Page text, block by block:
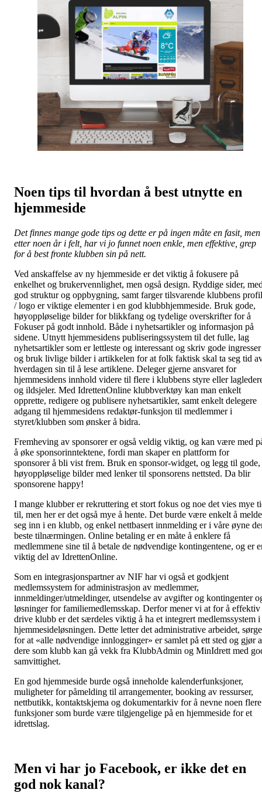
Noen tips til hvordan å best utnytte en
hjemmeside
Det finnes mange gode tips og dette er på ingen måte en fasit, men
etter noen år i felt, har vi jo funnet noen enkle, men effektive, grep
for å best fronte klubben sin på nett.
Ved anskaffelse av ny hjemmeside er det viktig å fokusere på
enkelhet og brukervennlighet, men også design. Ryddige sider,
god struktur og oppbygning, samt farger tilsvarende klubbens profil
/ logo er viktige elementer i en god klubbhjemmeside. Bruk gode,
høyoppløselige bilder for blikkfang og tydelige overskrifter for å
Fokuser på godt innhold. Både i nyhetsartikler og informasjon på
sidene. Utnytt hjemmesidens publiseringssystem til det fulle, lag
nyhetsartikler som er lettleste og interessant og skriv gode ingresser
og bruk livlige bilder i artikkelen for at folk faktisk skal ta seg tid
hverdagen sin til å lese artiklene. Deleger gjerne ansvaret for
hjemmesidens innhold videre til flere i klubbens styre eller
og ildsjeler. Med IdrettenOnline klubbverktøy kan man enkelt
opprette, redigere og publisere nyhetsartikler, samt enkelt delegere
adgang til hjemmesidens redaktør-funksjon til medlemmer i
styret/klubben som ønsker å bidra.
Fremheving av sponsorer er også veldig viktig, og kan være med
å øke sponsorinntektene, fordi man skaper en plattform for
sponsorer å bli vist frem. Bruk en sponsor-widget, og legg til gode,
høyoppløselige bilder med lenker til sponsorens nettsted. Da blir
sponsorene happy!
I mange klubber er rekruttering et stort fokus og noe det vies mye
til, men her er det også mye å hente. Det burde være enkelt å melde
seg inn i en klubb, og enkel nettbasert innmelding er i våre øyne
beste tilnærmingen. Online betaling er en måte å enklere få
medlemmene sine til å betale de nødvendige kontingentene, og er
viktig del av IdrettenOnline.
Som en integrasjonspartner av NIF har vi også et godkjent
medlemssystem for administrasjon av medlemmer,
innmeldinger/utmeldinger, utsendelse av avgifter og kontingenter
løsninger for familiemedlemsskap. Derfor mener vi at for å effektiv
drive klubb er det særdeles viktig å ha et integrert medlemssystem i
hjemmesideløsningen. Dette letter det administrative arbeidet,
for at «alle nødvendige innlogginger» er samlet på ett sted og gjør
dere som klubb kan gå vekk fra KlubbAdmin og MinIdrett med
samvittighet.
En god hjemmeside burde også inneholde kalenderfunksjoner,
muligheter for påmelding til arrangementer, booking av ressurser,
nettbutikk, kontaktskjema og dokumentarkiv for å nevne noen flere
funksjoner som burde være tilgjengelige på en hjemmeside for et
idrettslag.
Men vi har jo Facebook, er ikke det en
god nok kanal?